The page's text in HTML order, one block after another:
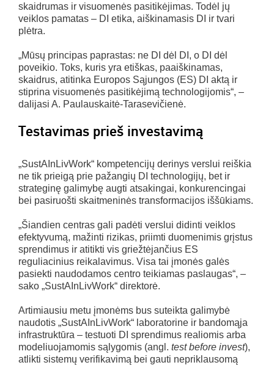
skaidrumas ir visuomenės pasitikėjimas. Todėl jų
veiklos pamatas – DI etika, aiškinamasis DI ir tvari
plėtra.
„Mūsų principas paprastas: ne DI dėl DI, o DI dėl
poveikio. Toks, kuris yra etiškas, paaiškinamas,
skaidrus, atitinka Europos Sąjungos (ES) DI aktą ir
stiprina visuomenės pasitikėjimą technologijomis“, –
dalijasi A. Paulauskaitė-Tarasevičienė.
Testavimas prieš investavimą
„SustAInLivWork“ kompetencijų derinys verslui reiškia
ne tik prieigą prie pažangių DI technologijų, bet ir
strateginę galimybę augti atsakingai, konkurencingai
bei pasiruošti skaitmeninės transformacijos iššūkiams.
„Šiandien centras gali padėti verslui didinti veiklos
efektyvumą, mažinti rizikas, priimti duomenimis grįstus
sprendimus ir atitikti vis griežtėjančius ES
reguliacinius reikalavimus. Visa tai įmonės galės
pasiekti naudodamos centro teikiamas paslaugas“, –
sako „SustAInLivWork“ direktorė.
Artimiausiu metu įmonėms bus suteikta galimybė
naudotis „SustAInLivWork“ laboratorine ir bandomąja
infrastruktūra – testuoti DI sprendimus realiomis arba
modeliuojamomis sąlygomis (angl. test before invest),
atlikti sistemų verifikavimą bei gauti nepriklausomą